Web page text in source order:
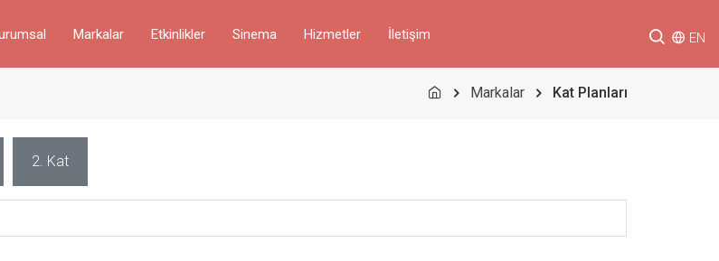
Markalar Etkinlikler Sinema Hizmetler İletişim EN
Markalar Kat Planları
2. Kat